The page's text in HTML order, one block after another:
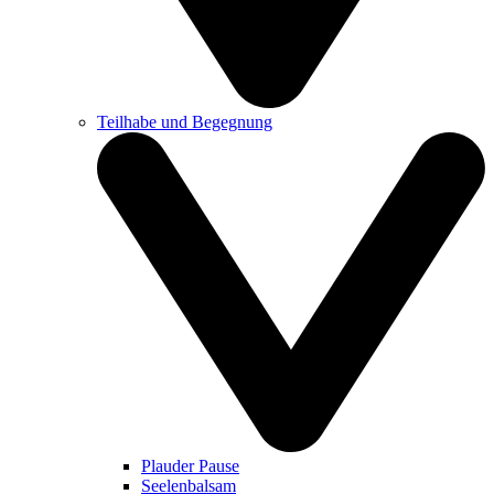
Teilhabe und Begegnung
Plauder Pause
Seelenbalsam